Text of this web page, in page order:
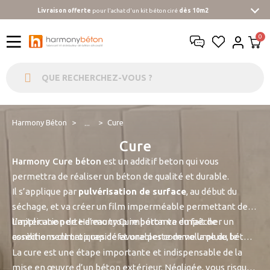
Livraison offerte pour l'achat d'un kit béton ciré dès 10m2
Harmony Béton ... Cure
Cure
Harmony Cure béton est un additif beton qui vous
permettra de réaliser un béton de qualité et durable.
Il s’applique par pulvérisation de surface, au début du
séchage, et va créer un film imperméable permettant de
limiter une perte d’eau trop importante du fait de
conditions climatiques défavorables comme la pluie, le
vent, le soleil ou encore des variations hygrométriques
importantes.
L’application de Harmony Cure béton va empêcher un
assèchement trop rapide et une perte de volume du béton,
et ce, durant plusieurs jours, évitant ainsi sa fissuration.
La cure est une étape importante et indispensable de la
mise en œuvre d’un béton extérieur. Négligée, vous risquez